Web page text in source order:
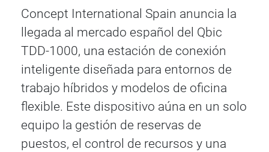
Concept International Spain anuncia la
llegada al mercado español del Qbic
TDD-1000, una estación de conexión
inteligente diseñada para entornos de
trabajo híbridos y modelos de oficina
flexible. Este dispositivo aúna en un solo
equipo la gestión de reservas de
puestos, el control de recursos y una